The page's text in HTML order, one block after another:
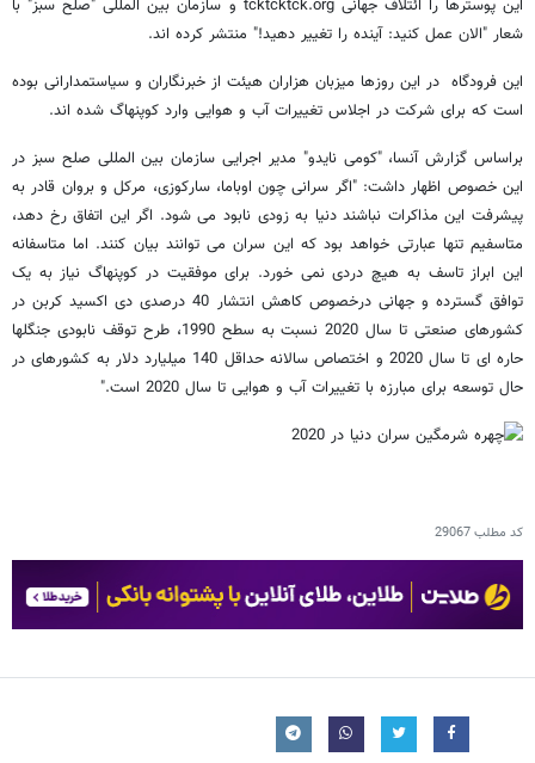
این پوسترها را ائتلاف جهانی tcktcktck.org و سازمان بین المللی "صلح سبز" با
شعار "الان عمل کنید: آینده را تغییر دهید!" منتشر کرده اند.
این فرودگاه در این روزها میزبان هزاران هیئت از خبرنگاران و سیاستمدارانی بوده
است که برای شرکت در اجلاس تغییرات آب و هوایی وارد کوپنهاگ شده اند.
براساس گزارش آنسا، "کومی نایدو" مدیر اجرایی سازمان بین المللی صلح سبز در
این خصوص اظهار داشت: "اگر سرانی چون اوباما، سارکوزی، مرکل و بروان قادر به
پیشرفت این مذاکرات نباشند دنیا به زودی نابود می شود. اگر این اتفاق رخ دهد،
متاسفیم تنها عبارتی خواهد بود که این سران می توانند بیان کنند. اما متاسفانه
این ابراز تاسف به هیچ دردی نمی خورد. برای موفقیت در کوپنهاگ نیاز به یک
توافق گسترده و جهانی درخصوص کاهش انتشار 40 درصدی دی اکسید کربن در
کشورهای صنعتی تا سال 2020 نسبت به سطح 1990، طرح توقف نابودی جنگلها
حاره ای تا سال 2020 و اختصاص سالانه حداقل 140 میلیارد دلار به کشورهای در
حال توسعه برای مبارزه با تغییرات آب و هوایی تا سال 2020 است."
کد مطلب29067